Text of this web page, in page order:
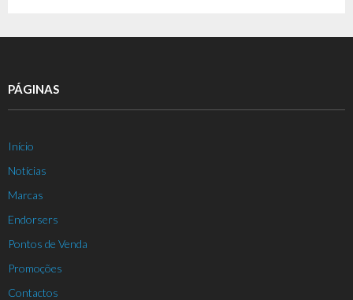
PÁGINAS
Início
Notícias
Marcas
Endorsers
Pontos de Venda
Promoções
Contactos